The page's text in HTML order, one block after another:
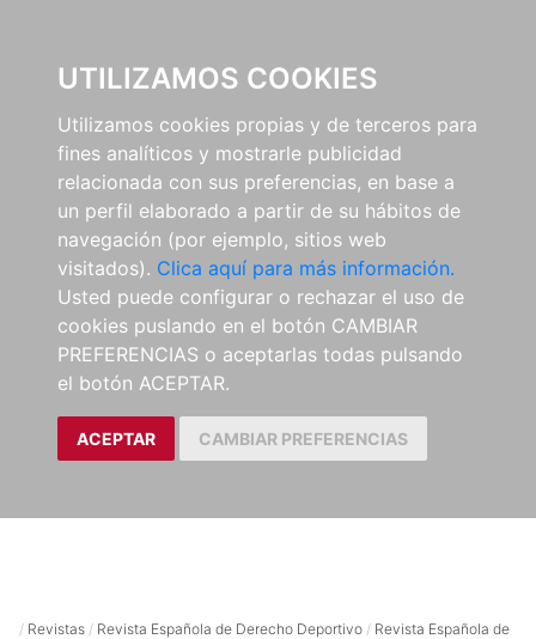
UTILIZAMOS COOKIES
Utilizamos cookies propias y de terceros para
fines analíticos y mostrarle publicidad
relacionada con sus preferencias, en base a
un perfil elaborado a partir de su hábitos de
navegación (por ejemplo, sitios web
visitados). Clica aquí para más información.
Usted puede configurar o rechazar el uso de
cookies puslando en el botón CAMBIAR
PREFERENCIAS o aceptarlas todas pulsando
el botón ACEPTAR.
ACEPTAR CAMBIAR PREFERENCIAS
/ Revistas / Revista Española de Derecho Deportivo / Revista Española de